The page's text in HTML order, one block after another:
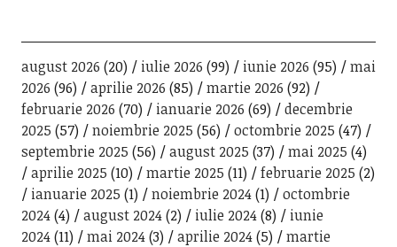
august 2026 (20) iulie 2026 (99) iunie 2026 (95)
mai
2026 (96) aprilie 2026 (85) martie 2026 (92)
februarie 2026 (70) ianuarie 2026 (69)
decembrie
2025 (57) noiembrie 2025 (56) octombrie 2025 (47)
septembrie 2025 (56) august 2025 (37) mai 2025 (4)
aprilie 2025 (10) martie 2025 (11) februarie 2025 (2)
ianuarie 2025 (1) noiembrie 2024(1)
octombrie
2024(4) august 2024(2) iulie 2024(8)
iunie
2024(11) mai 2024(3) aprilie 2024(5)
martie